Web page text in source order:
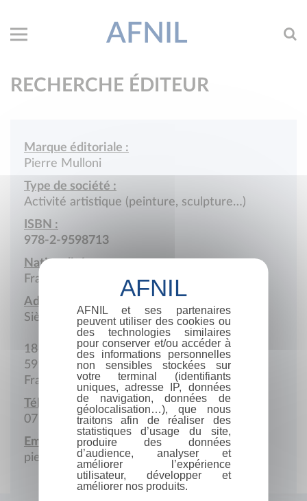
AFNIL
RECHERCHE ÉDITEUR
Marque éditoriale :
Pierre Mulloni
Type de société :
Activité artistique (peinture, sculpture…)
ISBN :
978-2-9598713
Nationalité :
France
Adresse :
Siège social
18 Rue des Tilleuls
59134 Herlies
France
Téléphone portable :
07 83 89 59 93
Email :
pierre.mulloni@gmail.com
AFNIL et ses partenaires
peuvent utiliser des cookies ou
des technologies similaires
pour conserver et/ou accéder à
des informations personnelles
non sensibles stockées sur
votre terminal (identifiants
uniques, adresse IP, données
de navigation, données de
géolocalisation…), que nous
traitons afin de réaliser des
statistiques d’usage du site,
produire des données
d’audience, analyser et
améliorer l’expérience
utilisateur, développer et
améliorer nos produits.